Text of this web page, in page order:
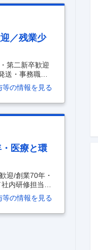
／残業少
第二新卒歓迎
・事務職＜
仕事内容】
ほぼ無し／日
100名以上が働
等の情報を見る
医療と環
迎/創業70年・
内研修担当）
事内容】
月平均残業15
し、医療や環
卒採用や社員
等の情報を見る